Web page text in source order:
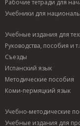
Рабочие тетради для
Учебники для
Учебные издания для
Руководства, пособия и
Съезды
Испанский язык
Методические пособия
Коми-пермяцкий язык
Учебно-методические
Учебные издания для